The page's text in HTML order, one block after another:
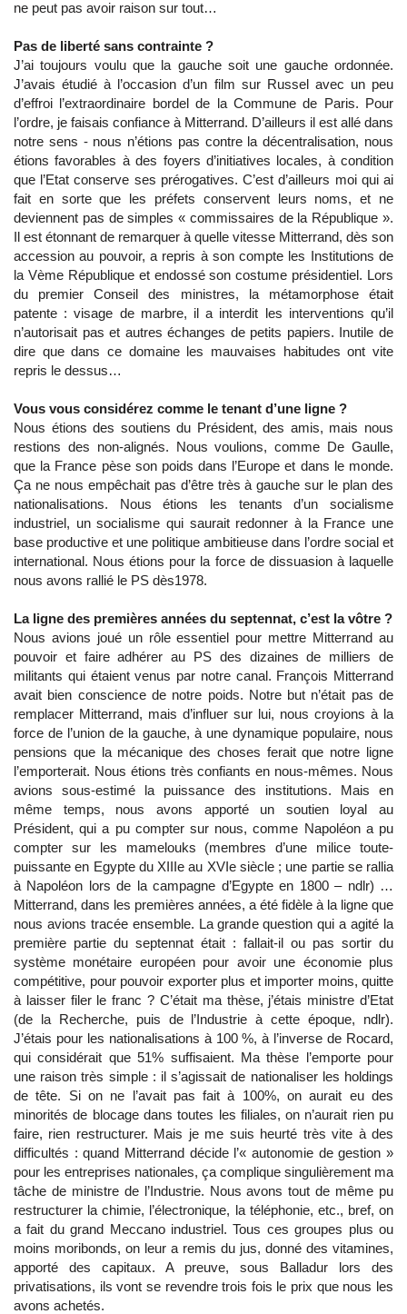
ne peut pas avoir raison sur tout…
Pas de liberté sans contrainte ?
J’ai toujours voulu que la gauche soit une gauche ordonnée.
J’avais étudié à l’occasion d’un film sur Russel avec un peu
d’effroi l’extraordinaire bordel de la Commune de Paris. Pour
l’ordre, je faisais confiance à Mitterrand. D’ailleurs il est allé dans
notre sens - nous n’étions pas contre la décentralisation, nous
étions favorables à des foyers d’initiatives locales, à condition
que l’Etat conserve ses prérogatives. C’est d’ailleurs moi qui ai
fait en sorte que les préfets conservent leurs noms, et ne
deviennent pas de simples « commissaires de la République ».
Il est étonnant de remarquer à quelle vitesse Mitterrand, dès son
accession au pouvoir, a repris à son compte les Institutions de
la Vème République et endossé son costume présidentiel. Lors
du premier Conseil des ministres, la métamorphose était
patente : visage de marbre, il a interdit les interventions qu’il
n’autorisait pas et autres échanges de petits papiers. Inutile de
dire que dans ce domaine les mauvaises habitudes ont vite
repris le dessus…
Vous vous considérez comme le tenant d’une ligne ?
Nous étions des soutiens du Président, des amis, mais nous
restions des non-alignés. Nous voulions, comme De Gaulle,
que la France pèse son poids dans l’Europe et dans le monde.
Ça ne nous empêchait pas d’être très à gauche sur le plan des
nationalisations. Nous étions les tenants d’un socialisme
industriel, un socialisme qui saurait redonner à la France une
base productive et une politique ambitieuse dans l’ordre social et
international. Nous étions pour la force de dissuasion à laquelle
nous avons rallié le PS dès1978.
La ligne des premières années du septennat, c’est la vôtre ?
Nous avions joué un rôle essentiel pour mettre Mitterrand au
pouvoir et faire adhérer au PS des dizaines de milliers de
militants qui étaient venus par notre canal. François Mitterrand
avait bien conscience de notre poids. Notre but n’était pas de
remplacer Mitterrand, mais d’influer sur lui, nous croyions à la
force de l’union de la gauche, à une dynamique populaire, nous
pensions que la mécanique des choses ferait que notre ligne
l’emporterait. Nous étions très confiants en nous-mêmes. Nous
avions sous-estimé la puissance des institutions. Mais en
même temps, nous avons apporté un soutien loyal au
Président, qui a pu compter sur nous, comme Napoléon a pu
compter sur les mamelouks (membres d’une milice toute-
puissante en Egypte du XIIIe au XVIe siècle ; une partie se rallia
à Napoléon lors de la campagne d’Egypte en 1800 – ndlr) …
Mitterrand, dans les premières années, a été fidèle à la ligne que
nous avions tracée ensemble. La grande question qui a agité la
première partie du septennat était : fallait-il ou pas sortir du
système monétaire européen pour avoir une économie plus
compétitive, pour pouvoir exporter plus et importer moins, quitte
à laisser filer le franc ? C’était ma thèse, j’étais ministre d’Etat
(de la Recherche, puis de l’Industrie à cette époque, ndlr).
J’étais pour les nationalisations à 100 %, à l’inverse de Rocard,
qui considérait que 51% suffisaient. Ma thèse l’emporte pour
une raison très simple : il s’agissait de nationaliser les holdings
de tête. Si on ne l’avait pas fait à 100%, on aurait eu des
minorités de blocage dans toutes les filiales, on n’aurait rien pu
faire, rien restructurer. Mais je me suis heurté très vite à des
difficultés : quand Mitterrand décide l’« autonomie de gestion »
pour les entreprises nationales, ça complique singulièrement ma
tâche de ministre de l’Industrie. Nous avons tout de même pu
restructurer la chimie, l’électronique, la téléphonie, etc., bref, on
a fait du grand Meccano industriel. Tous ces groupes plus ou
moins moribonds, on leur a remis du jus, donné des vitamines,
apporté des capitaux. A preuve, sous Balladur lors des
privatisations, ils vont se revendre trois fois le prix que nous les
avons achetés.